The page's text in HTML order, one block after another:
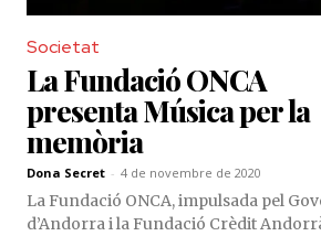
Societat
La Fundació ONCA
presenta Música per la
memòria
Dona Secret - 4 de novembre de 2020
La Fundació ONCA, impulsada pel
d’Andorra i la Fundació Crèdit